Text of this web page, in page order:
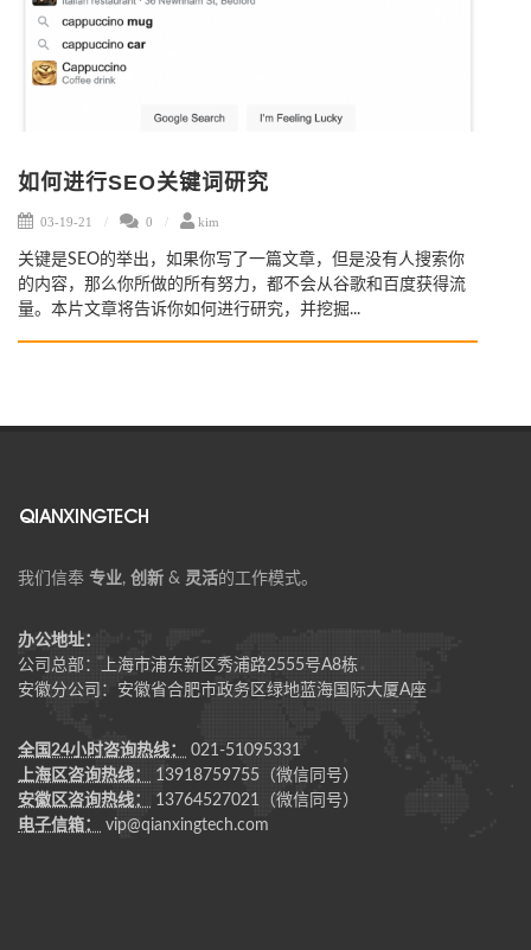
如何进行SEO关键词研究
03-19-21 0 kim
关键是SEO的举出，如果你写了一篇文章，但是没有人搜索你
的内容，那么你所做的所有努力，都不会从谷歌和百度获得流
量。本片文章将告诉你如何进行研究，并挖掘...
我们信奉 专业, 创新 & 灵活的工作模式。
办公地址：
公司总部：上海市浦东新区秀浦路2555号A8栋
安徽分公司：安徽省合肥市政务区绿地蓝海国际大厦A座
全国24小时咨询热线：
021-51095331
上海区咨询热线：
13918759755（微信同号）
安徽区咨询热线：
13764527021（微信同号）
电子信箱：
vip@qianxingtech.com